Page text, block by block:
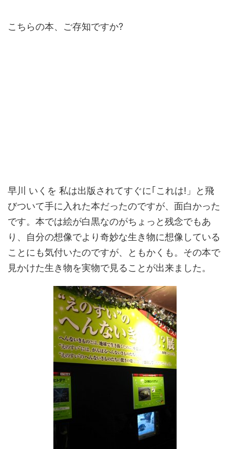
こちらの本、ご存知ですか?
早川 いくを 私は出版されてすぐに｢これは!」と飛
びついて手に入れた本だったのですが、面白かった
です。本では絵が白黒なのがちょっと残念でもあ
り、自分の想像でより奇妙な生き物に想像している
ことにも気付いたのですが、ともかくも。その本で
見かけた生き物を実物で見ることが出来ました。